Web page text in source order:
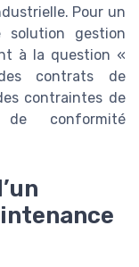
Pour un
solution gestion
à la question «
contrats de
contraintes de
conformité